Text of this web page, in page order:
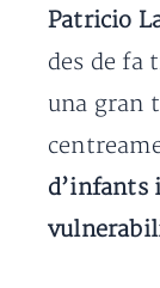
Patricio
des de fa
una gran
d’infants